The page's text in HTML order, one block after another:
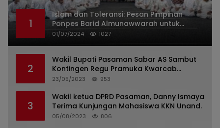
1
Islam dan Toleransi: Pesan Pimpinan
Ponpes Barid Almunawwarah untuk
Indonesia
01/07/2024 1027
2
Wakil Bupati Pasaman Sabar AS Sambut
Kontingen Regu Pramuka Kwarcab
Pasaman
23/05/2023 953
3
Wakil ketua DPRD Pasaman, Danny Ismaya
Terima Kunjungan Mahasiswa KKN Unand.
05/08/2023 806